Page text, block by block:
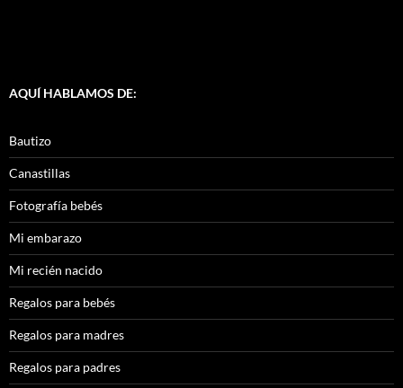
AQUÍ HABLAMOS DE:
Bautizo
Canastillas
Fotografía bebés
Mi embarazo
Mi recién nacido
Regalos para bebés
Regalos para madres
Regalos para padres